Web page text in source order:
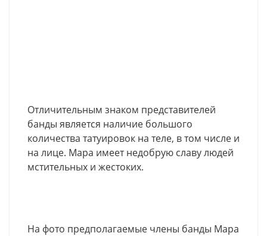
Отличительным знаком представителей
банды является наличие большого
количества татуировок на теле, в том числе и
на лице. Мара имеет недобрую славу людей
мстительных и жестоких.
На фото предполагаемые члены банды Мара